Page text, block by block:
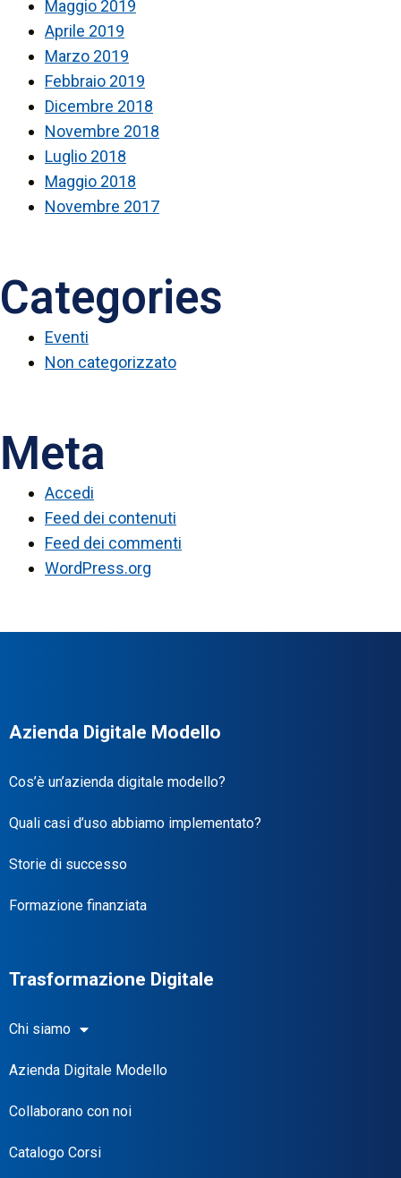
Maggio 2019
Aprile 2019
Marzo 2019
Febbraio 2019
Dicembre 2018
Novembre 2018
Luglio 2018
Maggio 2018
Novembre 2017
Categories
Eventi
Non categorizzato
Meta
Accedi
Feed dei contenuti
Feed dei commenti
WordPress.org
Azienda Digitale Modello
Cos’è un’azienda digitale modello?
Quali casi d’uso abbiamo implementato?
Storie di successo
Formazione finanziata
Trasformazione Digitale
Chi siamo
Azienda Digitale Modello
Collaborano con noi
Catalogo Corsi